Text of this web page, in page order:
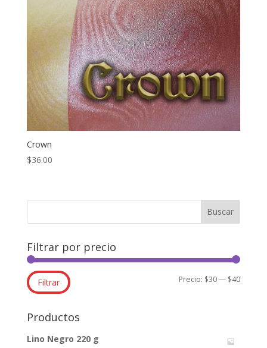
Crown
$36.00
Filtrar por precio
Precio
Precio
Filtrar Precio: $30— $40
Productos
Lino Negro 220 g